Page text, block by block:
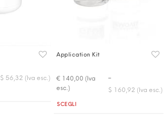
$ 56,32 (Iva esc.)
Application Kit
€ 140,00 (Iva
esc.)
-
$ 160,92 (Iva esc.)
Quantità
SCEGLI